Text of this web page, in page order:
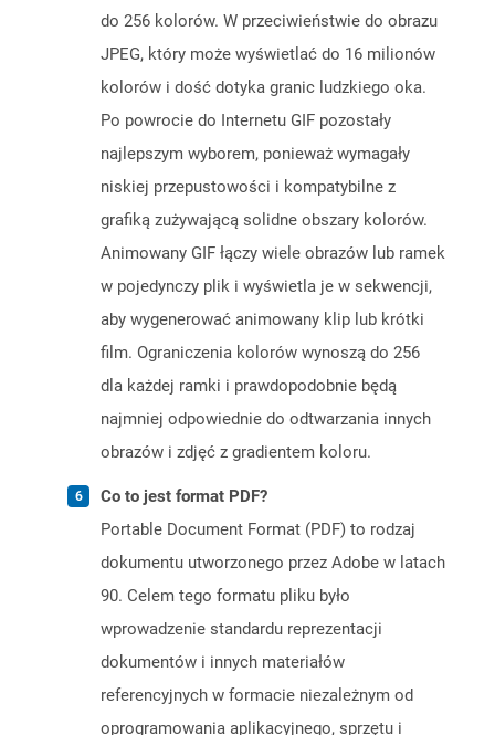
do 256 kolorów. W przeciwieństwie do obrazu
JPEG, który może wyświetlać do 16 milionów
kolorów i dość dotyka granic ludzkiego oka.
Po powrocie do Internetu GIF pozostały
najlepszym wyborem, ponieważ wymagały
niskiej przepustowości i kompatybilne z
grafiką zużywającą solidne obszary kolorów.
Animowany GIF łączy wiele obrazów lub ramek
w pojedynczy plik i wyświetla je w sekwencji,
aby wygenerować animowany klip lub krótki
film. Ograniczenia kolorów wynoszą do 256
dla każdej ramki i prawdopodobnie będą
najmniej odpowiednie do odtwarzania innych
obrazów i zdjęć z gradientem koloru.
Co to jest format PDF?
Portable Document Format (PDF) to rodzaj
dokumentu utworzonego przez Adobe w latach
90. Celem tego formatu pliku było
wprowadzenie standardu reprezentacji
dokumentów i innych materiałów
referencyjnych w formacie niezależnym od
oprogramowania aplikacyjnego, sprzętu i